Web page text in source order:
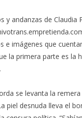
y andanzas de Claudia
imágenes que
la primera parte es la
se levanta la
piel desnuda lleva el